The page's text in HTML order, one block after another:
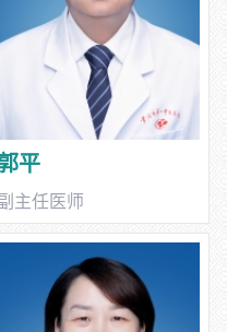
平
主任医师